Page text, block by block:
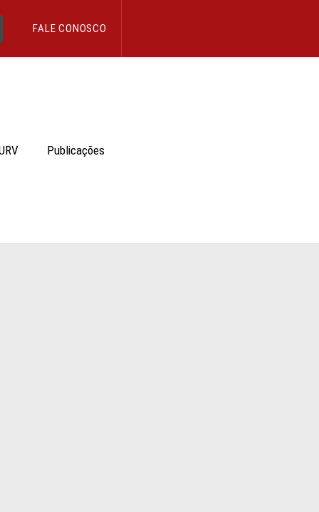
FALE CONOSCO
Publicações